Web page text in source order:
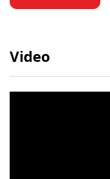
Video